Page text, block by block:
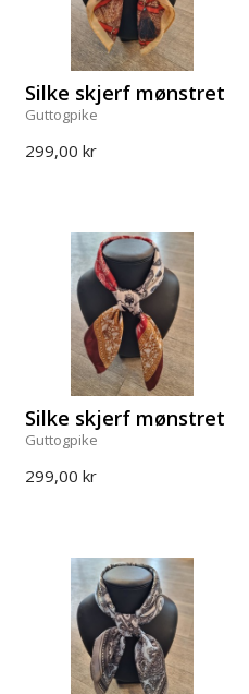
Silke skjerf mønstret
Guttogpike
299,00 kr
Silke skjerf mønstret
Guttogpike
299,00 kr